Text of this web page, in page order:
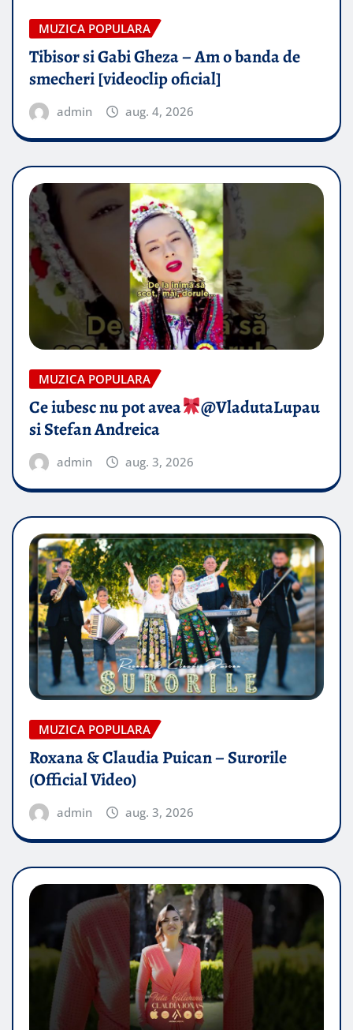
MUZICA POPULARA
Tibisor si Gabi Gheza – Am o banda de
smecheri [videoclip oficial]
admin aug. 4, 2026
MUZICA POPULARA
Ce iubesc nu pot avea
​@VladutaLupau
si Stefan Andreica
admin aug. 3, 2026
MUZICA POPULARA
Roxana & Claudia Puican – Surorile
(Official Video)
admin aug. 3, 2026